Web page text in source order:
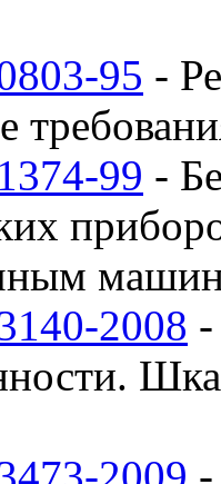
95 -
99 -
2008